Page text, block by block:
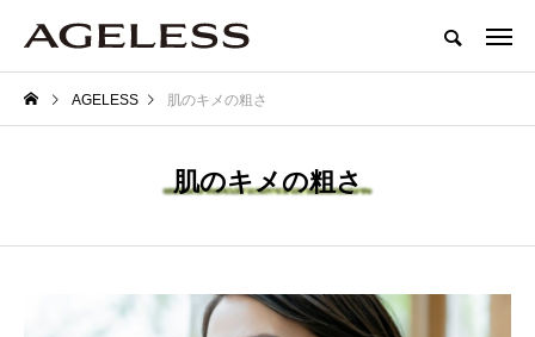
AGELESS 肌のキメの粗さ
肌のキメの粗さ